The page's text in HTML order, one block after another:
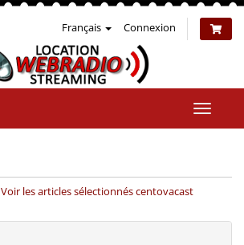
Français Connexion
la
Voir les articles sélectionnés centovacast